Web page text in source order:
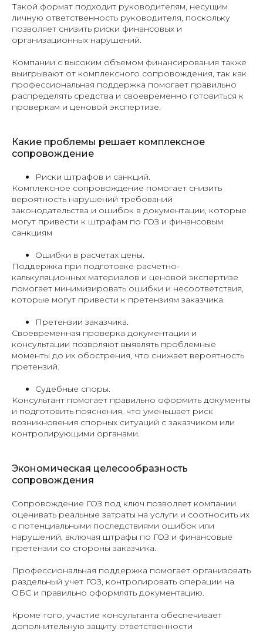
Такой формат подходит руководителям, несущим
личную ответственность руководителя, поскольку
позволяет снизить риски финансовых и
организационных нарушений.
Компании с высоким объемом финансирования также
выигрывают от комплексного сопровождения, так как
профессиональная поддержка помогает правильно
распределять средства и своевременно готовиться к
проверкам и ценовой экспертизе.
Какие проблемы решает комплексное
сопровождение
Риски штрафов и санкций.
Комплексное сопровождение помогает снизить
вероятность нарушений требований
законодательства и ошибок в документации, которые
могут привести к штрафам по ГОЗ и финансовым
санкциям
Ошибки в расчетах цены.
Поддержка при подготовке расчетно-
калькуляционных материалов и ценовой экспертизе
помогает минимизировать ошибки и несоответствия,
которые могут привести к претензиям заказчика.
Претензии заказчика.
Своевременная проверка документации и
консультации позволяют выявлять проблемные
моменты до их обострения, что снижает вероятность
претензий.
Судебные споры.
Консультант помогает правильно оформить документы
и подготовить пояснения, что уменьшает риск
возникновения спорных ситуаций с заказчиком или
контролирующими органами.
Экономическая целесообразность
сопровождения
Сопровождение ГОЗ под ключ позволяет компании
оценивать реальные затраты на услуги и соотносить их
с потенциальными последствиями ошибок или
нарушений, включая штрафы по ГОЗ и финансовые
претензии со стороны заказчика.
Профессиональная поддержка помогает организовать
раздельный учет ГОЗ, контролировать операции на
ОБС и правильно оформлять документацию.
Кроме того, участие консультанта обеспечивает
дополнительную защиту ответственности